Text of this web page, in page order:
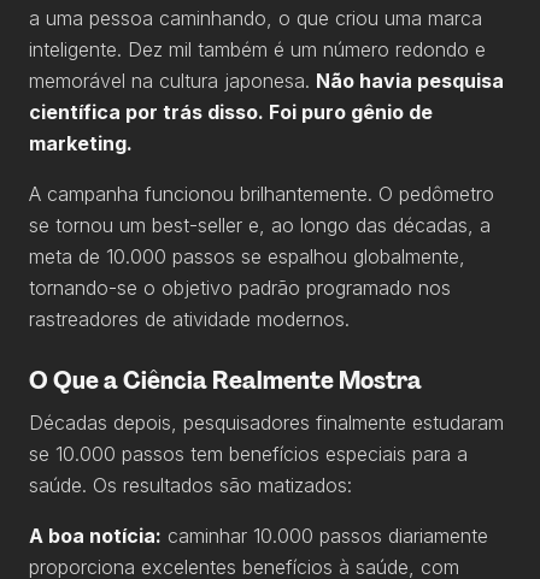
a uma pessoa caminhando, o que criou uma marca
inteligente. Dez mil também é um número redondo e
memorável na cultura japonesa. Não havia pesquisa
científica por trás disso. Foi puro gênio de
marketing.
A campanha funcionou brilhantemente. O pedômetro
se tornou um best-seller e, ao longo das décadas, a
meta de 10.000 passos se espalhou globalmente,
tornando-se o objetivo padrão programado nos
rastreadores de atividade modernos.
O Que a Ciência Realmente Mostra
Décadas depois, pesquisadores finalmente estudaram
se 10.000 passos tem benefícios especiais para a
saúde. Os resultados são matizados:
A boa notícia: caminhar 10.000 passos diariamente
proporciona excelentes benefícios à saúde, com